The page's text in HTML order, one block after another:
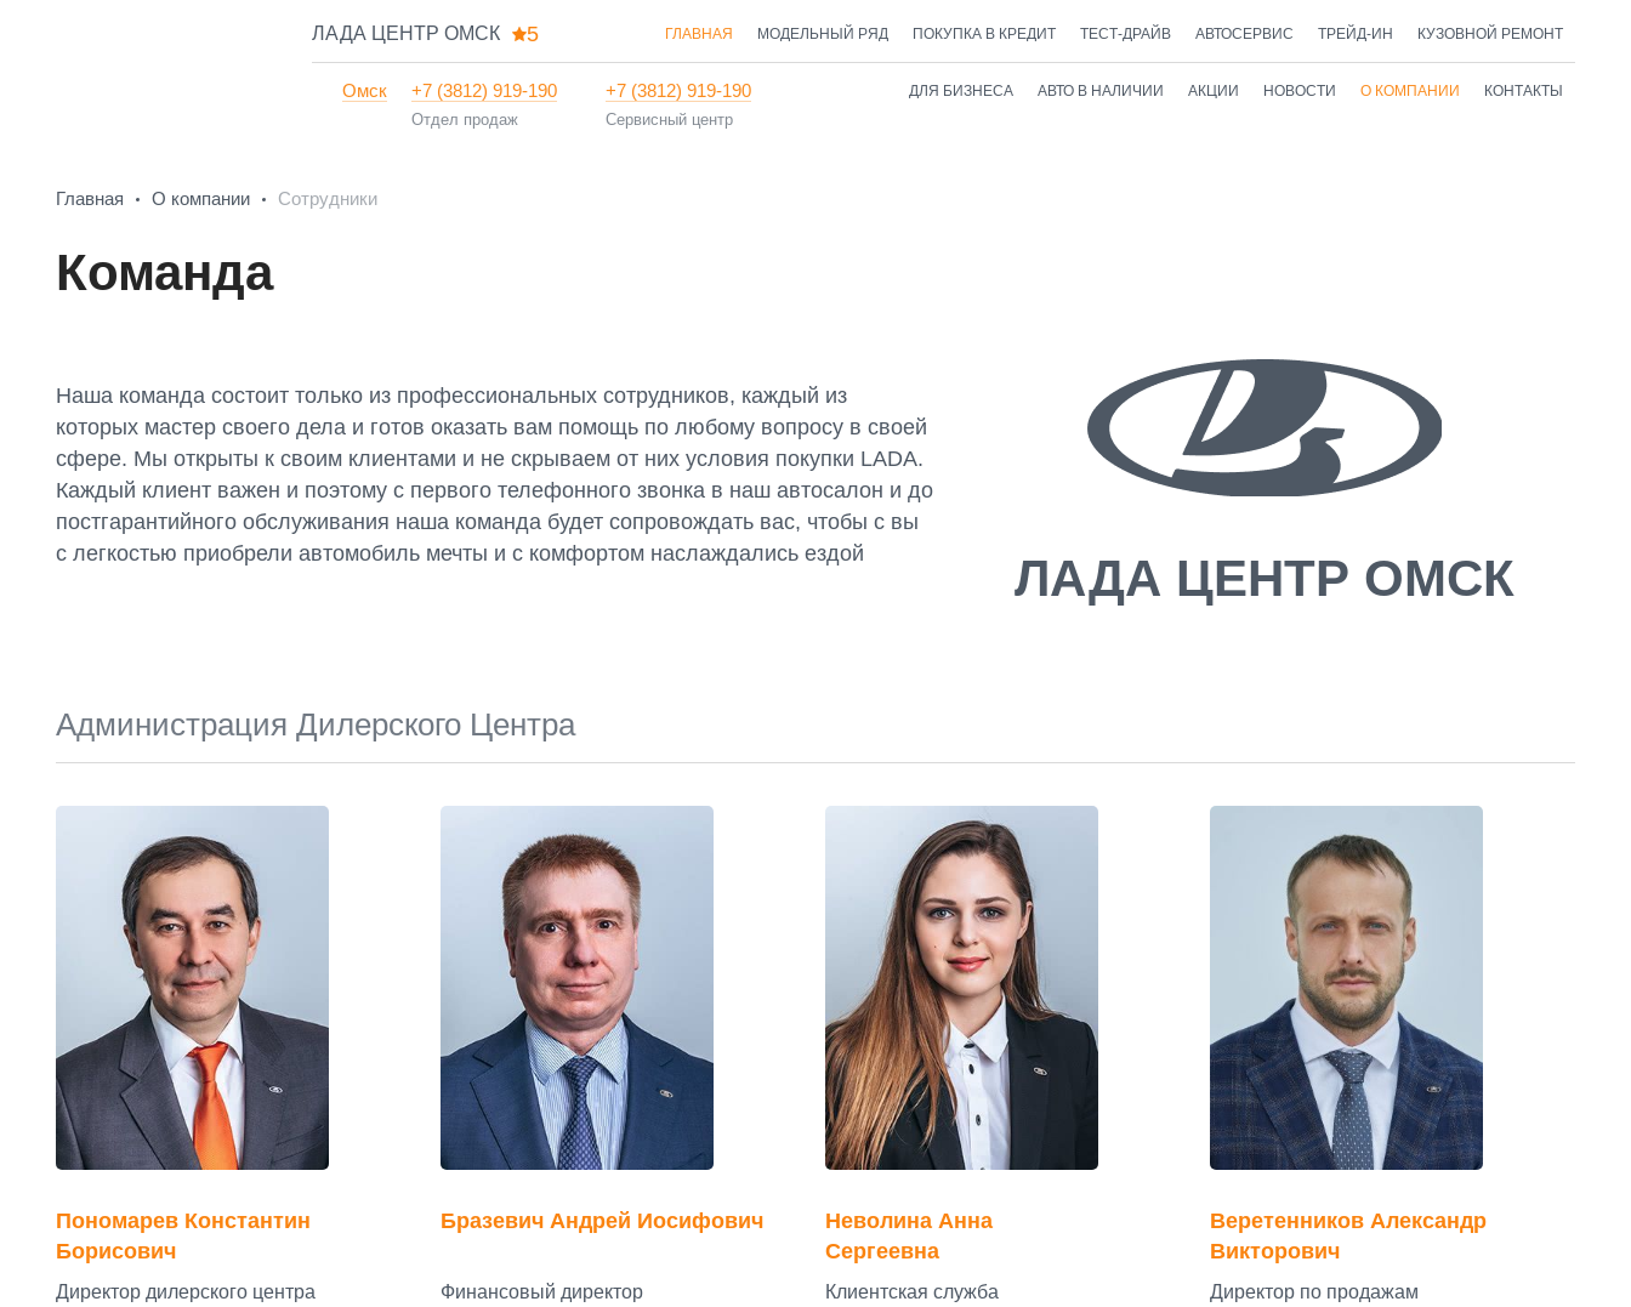
ЛАДА ЦЕНТР ОМСК 5 ГЛАВНАЯ МОДЕЛЬНЫЙ РЯД ПОКУПКА В КРЕДИТ ТЕСТ-ДРАЙВ АВТОСЕРВИС ТРЕЙД-ИН КУЗОВНОЙ РЕМОНТ
Омск +7 (3812) 919-190
Отдел продаж
+7 (3812) 919-190
Сервисный центр
ДЛЯ БИЗНЕСА АВТО В НАЛИЧИИ АКЦИИ НОВОСТИ О КОМПАНИИ КОНТАКТЫ
Главная О компании Сотрудники
Команда
Наша команда состоит только из профессиональных сотрудников, каждый из
которых мастер своего дела и готов оказать вам помощь по любому вопросу в своей
сфере. Мы открыты к своим клиентами и не скрываем от них условия покупки LADA.
Каждый клиент важен и поэтому с первого телефонного звонка в наш автосалон и до
постгарантийного обслуживания наша команда будет сопровождать вас, чтобы с вы
с легкостью приобрели автомобиль мечты и с комфортом наслаждались ездой
ЛАДА ЦЕНТР ОМСК
Администрация Дилерского Центра
Пономарев Константин
Борисович
Директор дилерского центра
Бразевич Андрей Иосифович
Финансовый директор
Неволина Анна
Сергеевна
Клиентская служба
Веретенников Александр
Викторович
Директор по продажам